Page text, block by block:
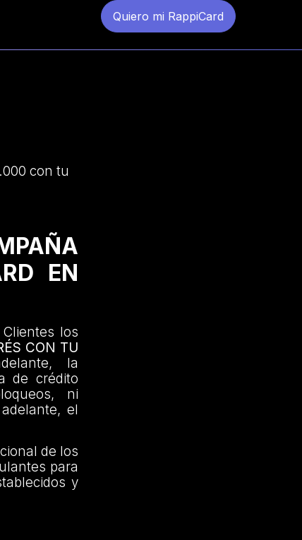
Quiero mi RappiCard
con tu
EN
los
CON TU
la
de crédito
ni
el
de los
para
y